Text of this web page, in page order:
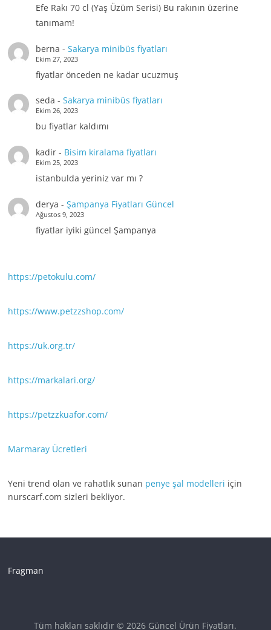
Efe Rakı 70 cl (Yaş Üzüm Serisi) Bu rakının üzerine
tanımam!
berna - Sakarya minibüs fiyatları
Ekim 27, 2023
fiyatlar önceden ne kadar ucuzmuş
seda - Sakarya minibüs fiyatları
Ekim 26, 2023
bu fiyatlar kaldımı
kadir- Bisim kiralama fiyatları
Ekim 25, 2023
istanbulda yeriniz var mı ?
derya - Şampanya Fiyatları Güncel
Ağustos 9, 2023
fiyatlar iyiki güncel Şampanya
https://petokulu.com/
https://www.petzzshop.com/
https://uk.org.tr/
https://markalari.org/
https://petzzkuafor.com/
Marmaray Ücretleri
Yeni trend olan ve rahatlık sunan penye şal modelleri için
nurscarf.com sizleri bekliyor.
Fragman
Tüm hakları saklıdır © 2026 Güncel Ürün Fiyatları.